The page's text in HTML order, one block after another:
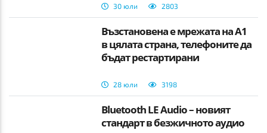
30 юли 2803
Възстановена е мрежата на А1
в цялата страна, телефоните да
бъдат рестартирани
28 юли 3198
Bluetooth LE Audio – новият
стандарт в безжичното аудио